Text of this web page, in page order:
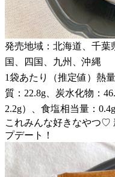
発売地域：北海道、千葉
国、四国、九州、沖縄
1袋あたり（推定値）熱
質：22.8g、炭水化物：
2.2g）、食塩相当量：0.4g
これみんな好きなやつ♡
プデート！